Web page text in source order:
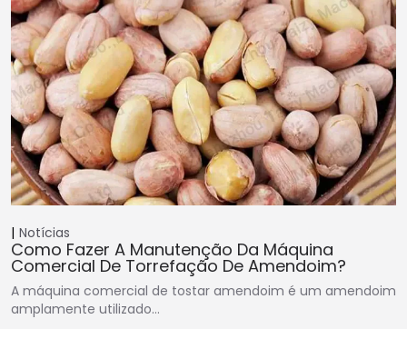
Notícias
Como Fazer A Manutenção Da Máquina
Comercial De Torrefação De Amendoim?
A máquina comercial de tostar amendoim é um amendoim
amplamente utilizado…